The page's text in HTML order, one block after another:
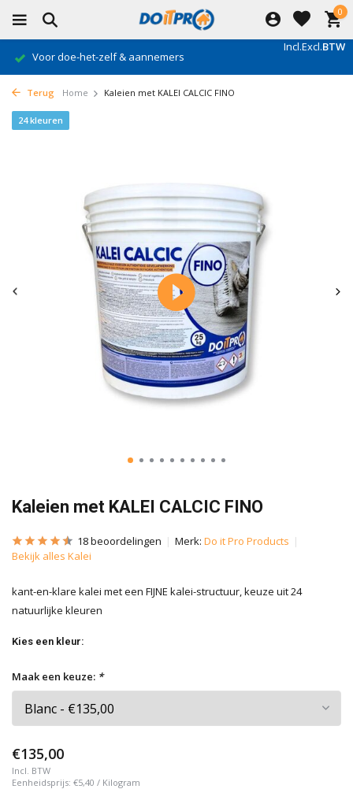
0
Incl.Excl.BTW
Voor doe-het-zelf & aannemers
Terug Home Kaleien met KALEI CALCIC FINO
Kaleien met KALEI CALCIC FINO
24 kleuren
18 beoordelingen Merk: Do it Pro Products
Bekijk alles Kalei
kant-en-klare kalei met een FIJNE kalei-structuur, keuze uit 24
natuurlijke kleuren
Kies een kleur:
Maak een keuze: *
€135,00
Incl. BTW
Eenheidsprijs: €5,40 / Kilogram